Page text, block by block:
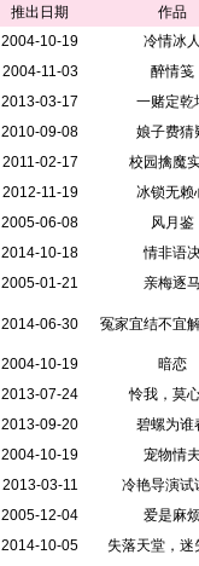
推出日期
作品
2004-10-19
冷情冰
2004-11-03
醉情笺
2013-03-17
一赌定乾
2010-09-08
娘子费猜
2011-02-17
校园擒魔
2012-11-19
冰锁无赖
2005-06-08
风月鉴
2014-10-18
情非语
2005-01-21 亲梅逐
2014-06-30 冤家宜结不宜
2004-10-19
暗恋
2013-07-24
怜我，莫
2013-09-20
碧螺为谁
2004-10-19
宠物情
2013-03-11
冷艳导演试
2005-12-04
爱是麻
2014-10-05
失落天堂，迷